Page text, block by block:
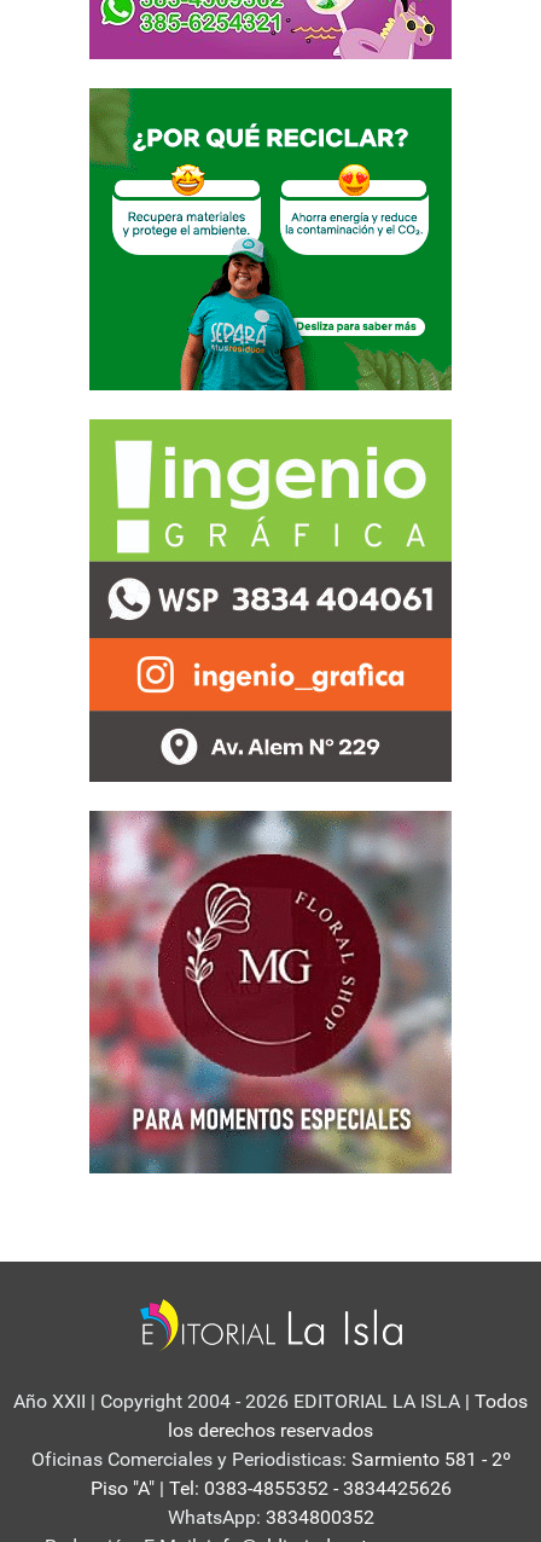
Año XXII | Copyright 2004 - 2026 EDITORIAL LA ISLA | Todos
los derechos reservados
Oficinas Comerciales y Periodisticas: Sarmiento 581 - 2º
Piso "A" | Tel: 0383-4855352 - 3834425626
WhatsApp: 3834800352